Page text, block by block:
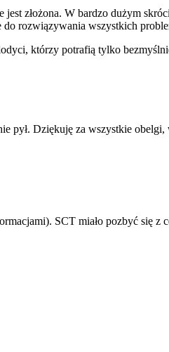
złożona. W bardzo dużym
do rozwiązywania wszystkich
którzy potrafią tylko
pył. Dziękuję za wszystkie
SCT miało pozbyć się